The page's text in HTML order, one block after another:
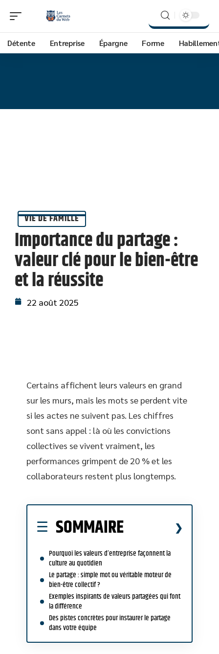
Détente Entreprise Épargne Forme
VIE DE FAMILLE
Importance du partage :
valeur clé pour le bien-être
et la réussite
22 août 2025
Certains affichent leurs valeurs en grand
sur les murs, mais les mots se perdent vite
si les actes ne suivent pas. Les chiffres
sont sans appel : là où les convictions
collectives se vivent vraiment, les
performances grimpent de 20 % et les
collaborateurs restent plus longtemps.
SOMMAIRE
Pourquoi les valeurs d’entreprise façonnent la
culture au quotidien
Le partage : simple mot ou véritable moteur de
bien-être collectif ?
Exemples inspirants de valeurs partagées qui font
la différence
Des pistes concrètes pour instaurer le partage
dans votre équipe